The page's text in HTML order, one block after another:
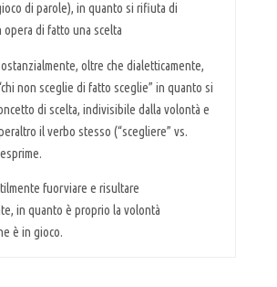
di parole), in quanto si rifiuta di
opera di fatto una scelta
oltre che dialetticamente,
non sceglie di fatto sceglie” in quanto si
di scelta, indivisibile dalla volontà e
il verbo stesso (“scegliere” vs.
fuorviare e risultare
in quanto è proprio la volontà
è in gioco.